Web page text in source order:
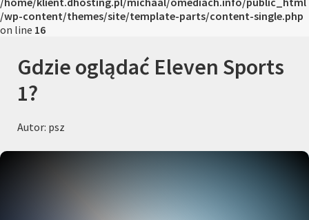
/wp-content/themes/site/template-parts/content-single.php
on line 16
Gdzie oglądać Eleven Sports
1?
Autor: psz